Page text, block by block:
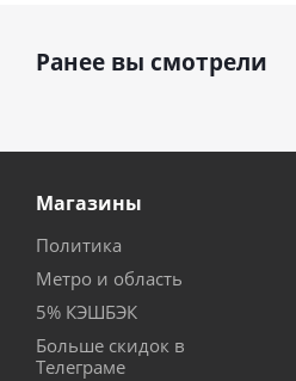
Ранее вы смотрели
Магазины
Политика
Метро и область
5% КЭШБЭК
Больше скидок в
Телеграме